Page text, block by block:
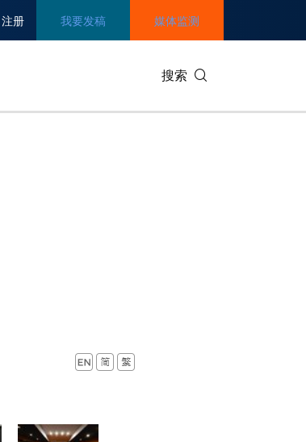
注册 我要发稿 媒体监测
搜索